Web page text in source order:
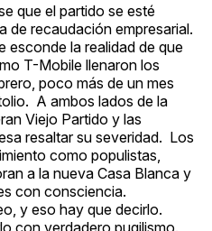
que el partido se esté
de recaudación empresarial.
esconde la realidad de que
T-Mobile llenaron los
poco más de un mes
A ambos lados de la
Viejo Partido y las
resaltar su severidad. Los
como populistas,
a la nueva Casa Blanca y
con consciencia.
y eso hay que decirlo.
con verdadero pugilismo.